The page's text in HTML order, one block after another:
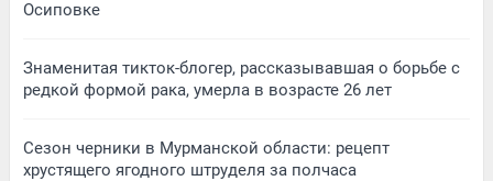
Осиповке
Знаменитая тикток-блогер, рассказывавшая о борьбе с
редкой формой рака, умерла в возрасте 26 лет
Сезон черники в Мурманской области: рецепт
хрустящего ягодного штруделя за полчаса